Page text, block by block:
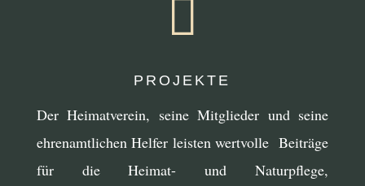

PROJEKTE
Der Heimatverein, seine Mitglieder und seine
ehrenamtlichen Helfer leisten wertvolle Beiträge
für die Heimat- und Naturpflege,